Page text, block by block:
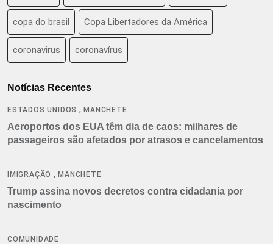
copa do brasil Copa Libertadores da América
coronavirus coronavírus
Notícias Recentes
ESTADOS UNIDOS ,MANCHETE
Aeroportos dos EUA têm dia de caos: milhares de
passageiros são afetados por atrasos e cancelamentos
IMIGRAÇÃO ,MANCHETE
Trump assina novos decretos contra cidadania por
nascimento
COMUNIDADE